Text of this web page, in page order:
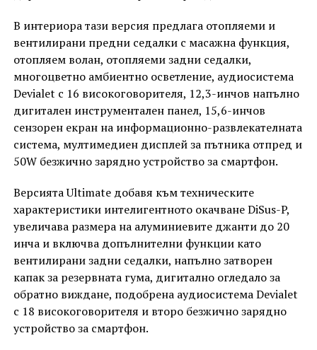
В интериора тази версия предлага отопляеми и
вентилирани предни седалки с масажна функция,
отопляем волан, отопляеми задни седалки,
многоцветно амбиентно осветление, аудиосистема
Devialet с 16 високоговорителя, 12,3-инчов напълно
дигитален инструментален панел, 15,6-инчов
сензорен екран на информационно-развлекателната
система, мултимедиен дисплей за пътника отпред и
50W безжично зарядно устройство за смартфон.
Версията Ultimate добавя към техническите
характеристики интелигентното окачване DiSus-P,
увеличава размера на алуминиевите джанти до 20
инча и включва допълнителни функции като
вентилирани задни седалки, напълно затворен
капак за резервната гума, дигитално огледало за
обратно виждане, подобрена аудиосистема Devialet
с 18 високоговорителя и второ безжично зарядно
устройство за смартфон.